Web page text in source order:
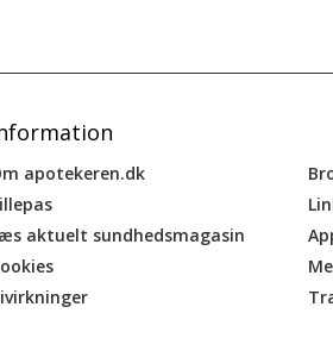
apotekeren.dk
aktuelt sundhedsmagasin